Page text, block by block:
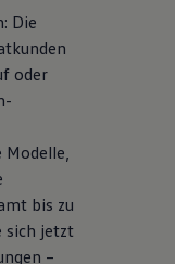
Die
oder
bis zu
sich jetzt
–